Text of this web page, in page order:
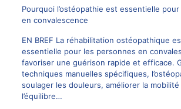
Pourquoi l’ostéopathie est essentielle
en convalescence
EN BREF La réhabilitation ostéopathique
essentielle pour les personnes en
favoriser une guérison rapide et efficace.
techniques manuelles spécifiques,
soulager les douleurs, améliorer la
l’équilibre…